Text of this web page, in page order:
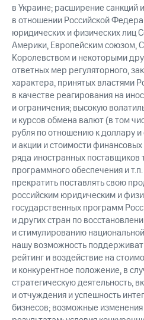
в Украине; расширение санкций
в отношении Российской
юридических и физических
Америки, Европейским союзом,
Королевством и некоторыми
ответных мер регуляторного,
характера, принятых властями
в качестве реагирования на
и ограничения; высокую
и курсов обмена валют (в том
рубля по отношению к доллару
и акции и стоимости
ряда иностранных поставщиков
программного обеспечения и
прекратить поставлять свою
российским юридическим и
государственных программ
и других стран по
и стимулированию
нашу возможность
рейтинг и воздействие на
и конкурентное положение, в
стратегическую деятельность,
и отчуждения и успешность
бизнесов; возможные